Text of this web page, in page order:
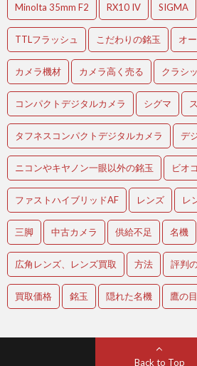
Minolta 35mm F2 RX10 IV SIGMA
TTLフラッシュ こだわりの銘玉 オ
カメラ機材 カメラ高く売る クラシ
コンパクトデジタルカメラ シグマ
タフネスコンパクトデジタルカメラ デ
ニコンやキヤノン一眼以外の銘玉 ビオ
ファストハイブリッドAF レンズ レ
三脚 中古カメラ 供給不足 名機
広角レンズ、レンズ買取 方法 評判
買取価格 銘玉 隠れた名機 鷹の目
Back to Top